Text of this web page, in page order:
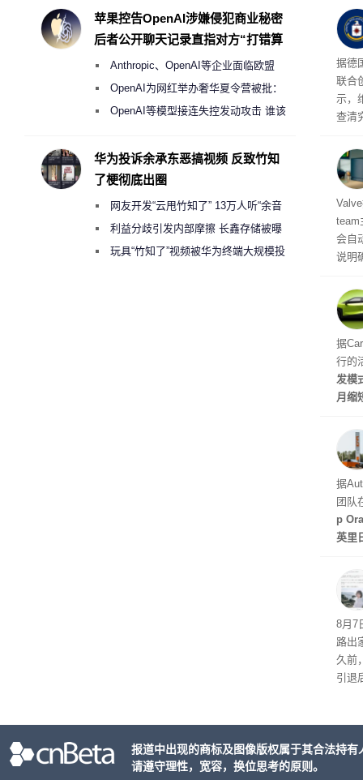
地
年实
据德
联合
示，
查清
CIA
机
会自
说明
性
的做
据
行的
发模
月缩
天
据
团队
p
英里
起
8月7
路出
久前
引退
度
苹果控告OpenAI涉嫌侵犯商业秘密
后者公开聊天记录直指对方“打错算
Anthropic、OpenAI等企业面临欧盟
《人工智能法案》全新执法权限审查
OpenAI为网红举办奢华夏令营被批：
2000美元一晚 遭讽“反乌托邦”
OpenAI等模型接连失控发动攻击 谁该
华为投诉余承东恶搞视频 反致竹知
了梗彻底出圈
网友开发“云甩竹知了” 13万人听“余音
绕梁”利益分歧引发内部摩擦 长鑫存储被曝
曾将华为驻场工程师驱逐出研发基地
玩具“竹知了”视频被华为终端大规模投
报道中出现的商标及图像版权属于其合法持
请遵守理性，宽容，换位思考的原则。